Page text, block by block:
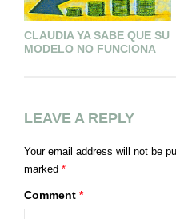
CLAUDIA YA SABE QUE SU
MODELO NO FUNCIONA
LEAVE A REPLY
Your email address will not be
marked *
Comment *